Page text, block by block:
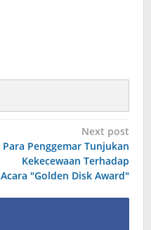
Next post
Para Penggemar Tunjukan
Kekecewaan Terhadap
Acara "Golden Disk Award"